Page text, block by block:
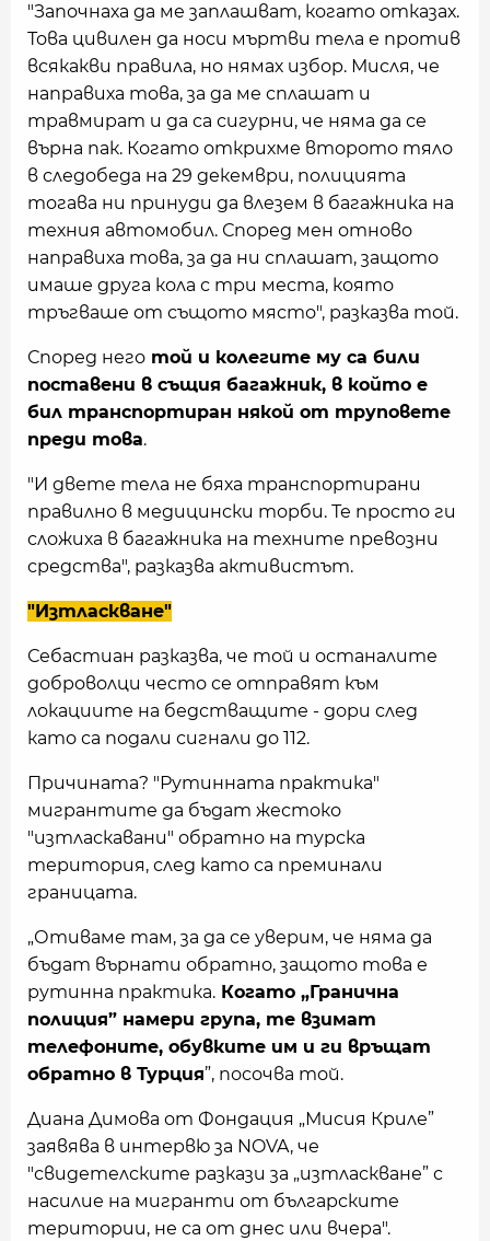
"Започнаха да ме заплашват, когато отказах.
Това цивилен да носи мъртви тела е против
всякакви правила, но нямах избор. Мисля, че
направиха това, за да ме сплашат и
травмират и да са сигурни, че няма да се
върна пак. Когато открихме второто тяло
в следобеда на 29 декември, полицията
тогава ни принуди да влезем в багажника на
техния автомобил. Според мен отново
направиха това, за да ни сплашат, защото
имаше друга кола с три места, която
тръгваше от същото място", разказва той.
Според него той и колегите му са били
поставени в същия багажник, в който е
бил транспортиран някой от труповете
преди това.
"И двете тела не бяха транспортирани
правилно в медицински торби. Те просто ги
сложиха в багажника на техните превозни
средства", разказва активистът.
"Изтласкване"
Себастиан разказва, че той и останалите
доброволци често се отправят към
локациите на бедстващите - дори след
като са подали сигнали до 112.
Причината? "Рутинната практика"
мигрантите да бъдат жестоко
"изтласкавани" обратно на турска
територия, след като са преминали
границата.
„Отиваме там, за да се уверим, че няма да
бъдат върнати обратно, защото това е
рутинна практика. Когато „Гранична
полиция” намери група, те взимат
телефоните, обувките им и ги връщат
обратно в Турция”, посочва той.
Диана Димова от Фондация „Мисия Криле”
заявява в интервю за NOVA, че
"свидетелските разкази за „изтласкване” с
насилие на мигранти от българските
територии, не са от днес или вчера".